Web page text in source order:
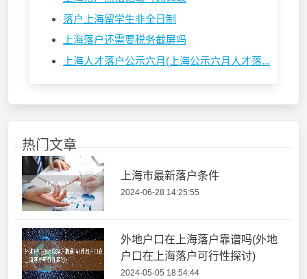
落户上海留学生非全日制
上海落户还需要税务截屏吗
上海人才落户公示六月(上海公示六月人才落...
热门文章
上海市最新落户条件
2024-06-28 14:25:55
外地户口在上海落户靠谱吗(外地
户口在上海落户可行性探讨)
2024-05-05 18:54:44